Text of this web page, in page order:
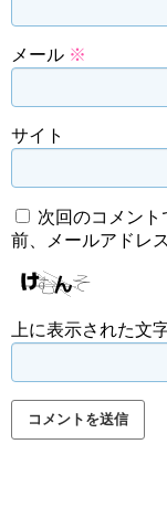
メール ※
サイト
次回のコメン
前、メールアドレ
上に表示された文